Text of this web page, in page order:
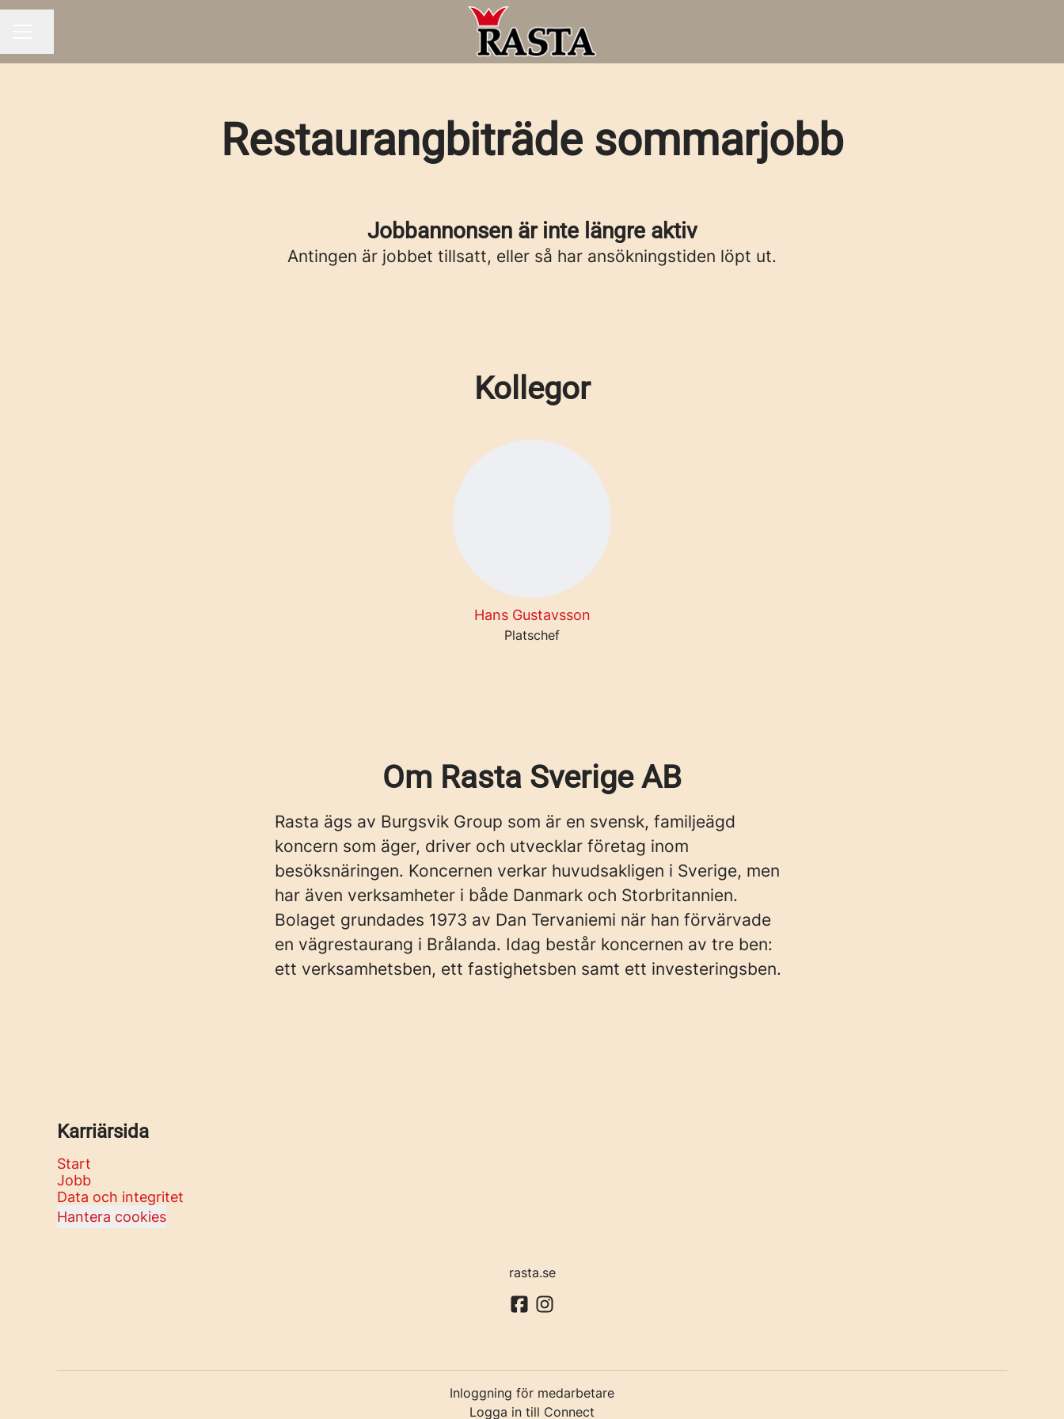
Restaurangbiträde sommarjobb
Jobbannonsen är inte längre aktiv
Antingen är jobbet tillsatt, eller så har ansökningstiden löpt ut.
Kollegor
Hans Gustavsson
Platschef
Om Rasta Sverige AB
Rasta ägs av Burgsvik Group som är en svensk, familjeägd
koncern som äger, driver och utvecklar företag inom
besöksnäringen. Koncernen verkar huvudsakligen i Sverige, men
har även verksamheter i både Danmark och Storbritannien.
Bolaget grundades 1973 av Dan Tervaniemi när han förvärvade
en vägrestaurang i Brålanda. Idag består koncernen av tre ben:
ett verksamhetsben, ett fastighetsben samt ett investeringsben.
Karriärsida
Start
Jobb
Data och integritet
Hantera cookies
rasta.se
Inloggning för medarbetare
Logga in till Connect